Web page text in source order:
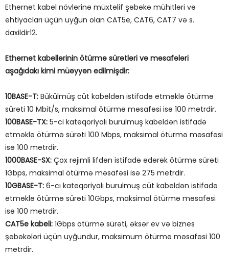
Ethernet kabel növlərinə müxtəlif şəbəkə mühitləri və
ehtiyacları üçün uyğun olan CAT5e, CAT6, CAT7 və s.
daxildir12.
Ethernet kabellərinin ötürmə sürətləri və məsafələri
aşağıdakı kimi müəyyən edilmişdir:
10BASE-T: Bükülmüş cüt kabeldən istifadə etməklə ötürmə
sürəti 10 Mbit/s, maksimal ötürmə məsafəsi isə 100 metrdir.
100BASE-TX: 5-ci kateqoriyalı burulmuş kabeldən istifadə
etməklə ötürmə sürəti 100 Mbps, maksimal ötürmə məsafəsi
isə 100 metrdir.
1000BASE-SX: Çox rejimli lifdən istifadə edərək ötürmə sürəti
1Gbps, maksimal ötürmə məsafəsi isə 275 metrdir.
10GBASE-T: 6-cı kateqoriyalı burulmuş cüt kabeldən istifadə
etməklə ötürmə sürəti 10Gbps, maksimal ötürmə məsafəsi
isə 100 metrdir.
CAT5e kabeli: 1Gbps ötürmə sürəti, əksər ev və biznes
şəbəkələri üçün uyğundur, maksimum ötürmə məsafəsi 100
metrdir.